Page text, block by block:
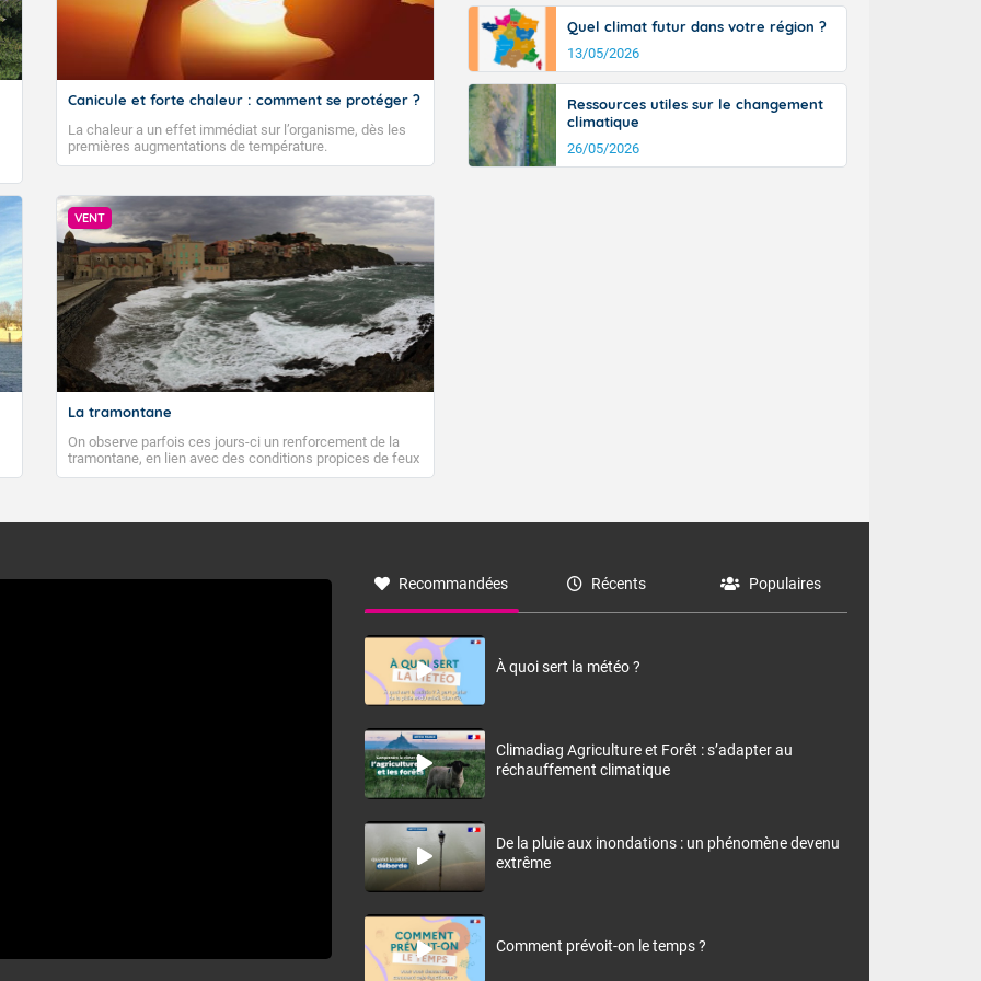
Canicule et forte chaleur : comment se protéger ?
La chaleur a un effet immédiat sur l’organisme, dès les
premières augmentations de température.
VENT
La tramontane
On observe parfois ces jours-ci un renforcement de la
tramontane, en lien avec des conditions propices de feux
de forêt. Mais qu'est-ce que la tramontane ? Quelles sont
à nord-ouest, dans un secteur qui part du Roussillon à la
monts, en allusion aux régions montagneuses d’où
Quel climat futur dans votre région ?
13/05/2026
Ressources utiles sur le changement
climatique
26/05/2026
Recommandées Récents Populaires
À quoi sert la météo ?
Climadiag Agriculture et Forêt : s’adapter au
réchauffement climatique
De la pluie aux inondations : un phénomène devenu
extrême
Comment prévoit-on le temps ?